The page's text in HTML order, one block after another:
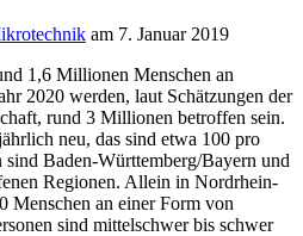
am 7. Januar 2019
1,6 Millionen Menschen an
2020 werden, laut Schätzungen der
rund 3 Millionen betroffen sein.
neu, das sind etwa 100 pro
Baden-Württemberg/Bayern und
Regionen. Allein in Nordrhein-
Menschen an einer Form von
sind mittelschwer bis schwer